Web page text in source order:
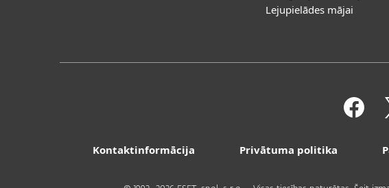
Lejupielādes mājai
Kontaktinformācija Privātuma politika